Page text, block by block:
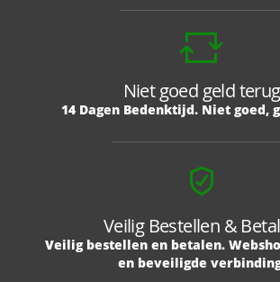
Niet goed geld terug
14 Dagen Bedenktijd. Niet goed,
Veilig Bestellen &
Veilig bestellen en betalen.
en beveiligde